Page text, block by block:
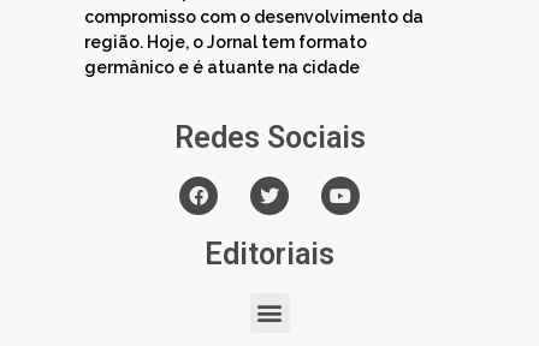
compromisso com o desenvolvimento da
região. Hoje, o Jornal tem formato
germânico e é atuante na cidade
Redes Sociais
Editoriais